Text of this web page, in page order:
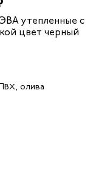
утепленные с
цвет черный